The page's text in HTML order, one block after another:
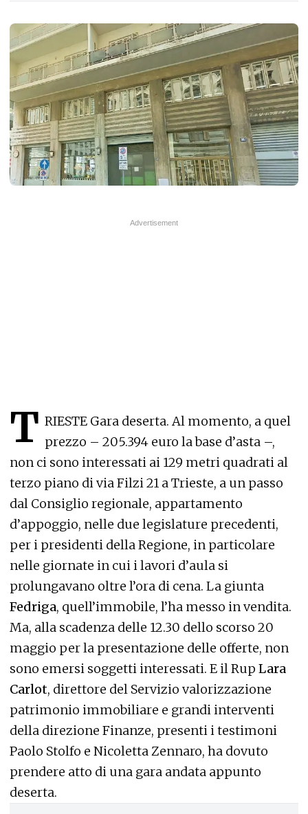
T RIESTE Gara deserta. Al momento, a quel
prezzo – 205.394 euro la base d’asta –,
non ci sono interessati ai 129 metri quadrati al
terzo piano di via Filzi 21 a Trieste, a un passo
dal Consiglio regionale, appartamento
d’appoggio, nelle due legislature precedenti,
per i presidenti della Regione, in particolare
nelle giornate in cui i lavori d’aula si
prolungavano oltre l’ora di cena. La giunta
Fedriga, quell’immobile, l’ha messo in vendita.
Ma, alla scadenza delle 12.30 dello scorso 20
maggio per la presentazione delle offerte, non
sono emersi soggetti interessati. E il Rup Lara
Carlot, direttore del Servizio valorizzazione
patrimonio immobiliare e grandi interventi
della direzione Finanze, presenti i testimoni
Paolo Stolfo e Nicoletta Zennaro, ha dovuto
prendere atto di una gara andata appunto
deserta.